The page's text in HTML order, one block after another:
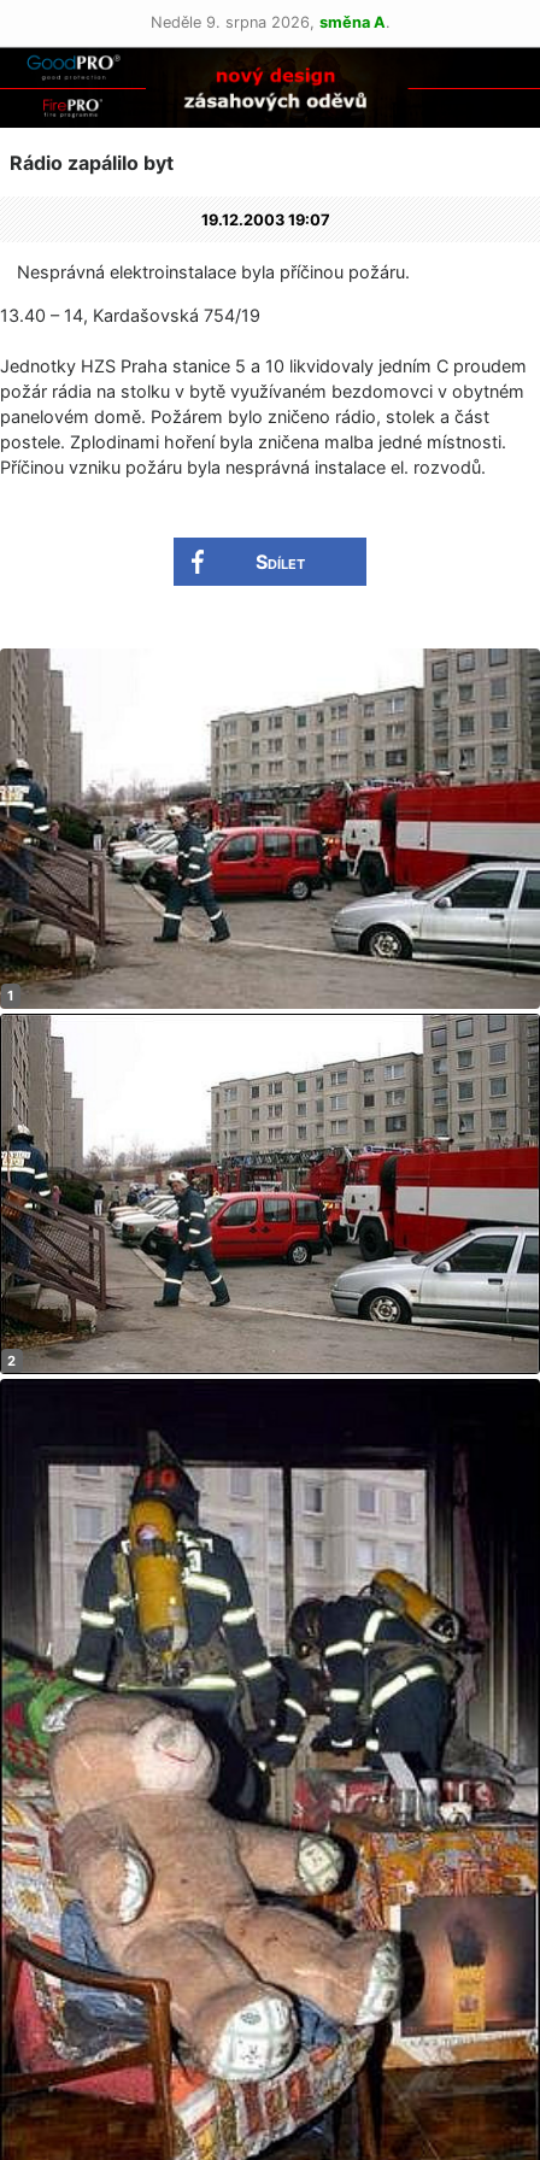
Neděle 9. srpna 2026, směna A.
Rádio zapálilo byt
19.12.2003 19:07
Nesprávná elektroinstalace byla příčinou požáru.
13.40 – 14, Kardašovská 754/19
Jednotky HZS Praha stanice 5 a 10 likvidovaly jedním C proudem
požár rádia na stolku v bytě využívaném bezdomovci v obytném
panelovém domě. Požárem bylo zničeno rádio, stolek a část
postele. Zplodinami hoření byla zničena malba jedné místnosti.
Příčinou vzniku požáru byla nesprávná instalace el. rozvodů.
Sdílet